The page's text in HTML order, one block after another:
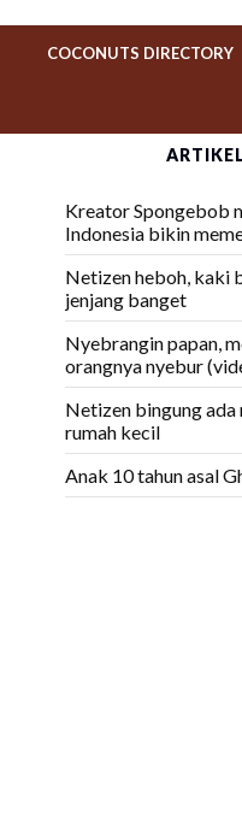
COCONUTS DIRECTORY
Kreator Spongebob
Indonesia bikin
Netizen heboh, kaki
jenjang banget
Nyebrangin papan,
orangnya nyebur
Netizen bingung
rumah kecil
Anak 10 tahun asal